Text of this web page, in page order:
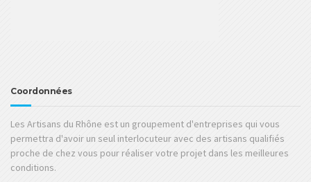
Coordonnées
Les Artisans du Rhône est un groupement d'entreprises qui vous
permettra d'avoir un seul interlocuteur avec des artisans qualifiés
proche de chez vous pour réaliser votre projet dans les meilleures
conditions.